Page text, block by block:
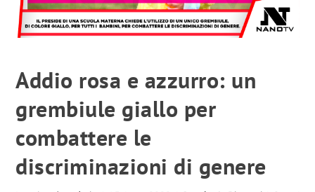
Addio rosa e azzurro: un
grembiule giallo per
combattere le
discriminazioni di genere